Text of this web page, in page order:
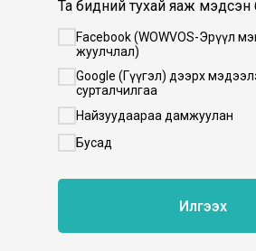
Та бидний тухай яаж мэдсэн
Facebook (WOWVOS-Эрүүл
жуулчлал)
Google (Гүүгэл) дээрх
сурталчилгаа
Найзуудаараа дамжуулан
Бусад
Илгээх